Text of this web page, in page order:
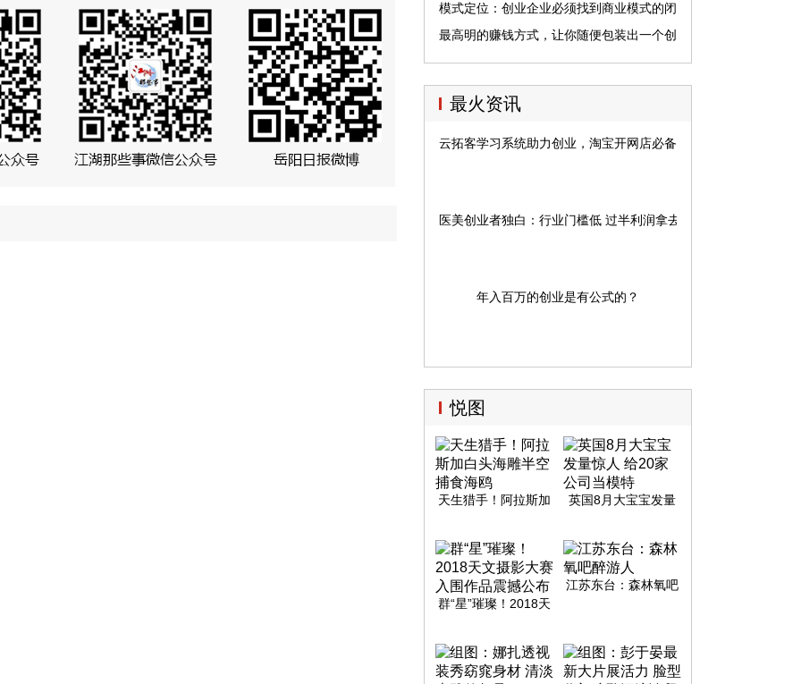
认知？
模式定位：创业企业必须找到商业模式的闭
环
最高明的赚钱方式，让你随便包装出一个创
业项目
最火资讯
云拓客学习系统助力创业，淘宝开网店必备神器
医美创业者独白：行业门槛低 过半利润拿去做广告
年入百万的创业是有公式的？
悦图
天生猎手！阿拉斯加
英国8月大宝宝发量
群“星”璀璨！2018天
江苏东台：森林氧吧